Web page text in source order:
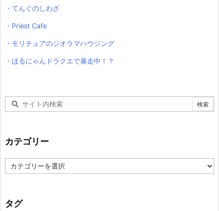
・てんぐのしわざ
・Priest Cafe
・モリチュアのジオラマハウジング
・ほるにゃんドラクエで暴走中！？
カテゴリー
テ
ー
タグ